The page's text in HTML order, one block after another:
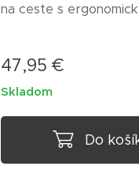
na ceste s
47,95 €
Skladom
Do